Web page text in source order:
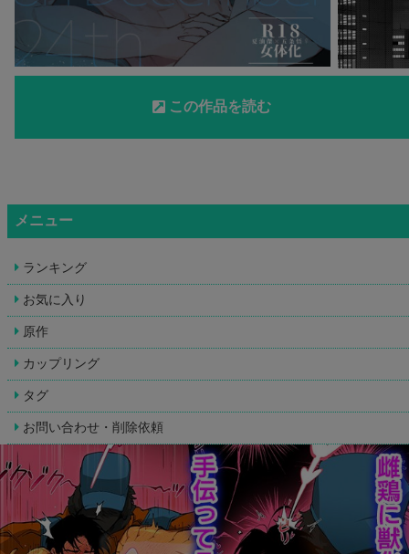
この作品を読む
メニュー
ランキング
お気に入り
原作
カップリング
タグ
お問い合わせ・削除依頼